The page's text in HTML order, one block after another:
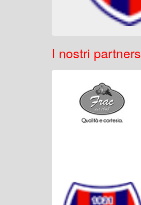
I nostri partners